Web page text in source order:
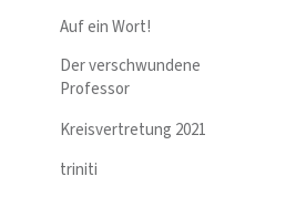
Auf ein Wort!
Der verschwundene
Professor
Kreisvertretung 2021
triniti